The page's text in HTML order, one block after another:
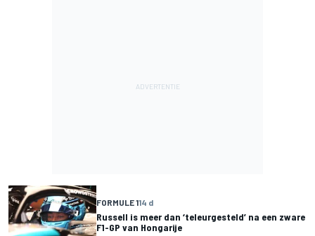
FORMULE 114 d
Russell is meer dan ‘teleurgesteld’ na een zware
F1-GP van Hongarije